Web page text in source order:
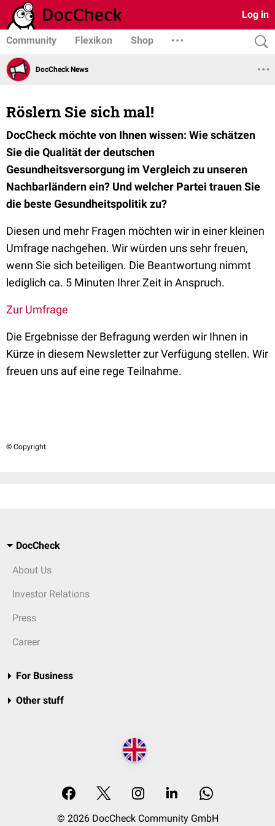
Log in
Community Flexikon Shop
DocCheck News
Röslern Sie sich mal!
DocCheck möchte von Ihnen wissen: Wie schätzen
Sie die Qualität der deutschen
Gesundheitsversorgung im Vergleich zu unseren
Nachbarländern ein? Und welcher Partei trauen Sie
die beste Gesundheitspolitik zu?
Diesen und mehr Fragen möchten wir in einer kleinen
Umfrage nachgehen. Wir würden uns sehr freuen,
wenn Sie sich beteiligen. Die Beantwortung nimmt
lediglich ca. 5 Minuten Ihrer Zeit in Anspruch.
Zur Umfrage
Die Ergebnisse der Befragung werden wir Ihnen in
Kürze in diesem Newsletter zur Verfügung stellen. Wir
freuen uns auf eine rege Teilnahme.
© Copyright
DocCheck
About Us
Investor Relations
Press
Career
For Business
Other stuff
© 2026 DocCheck Community GmbH